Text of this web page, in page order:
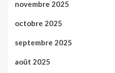
novembre 2025
octobre 2025
septembre 2025
août 2025